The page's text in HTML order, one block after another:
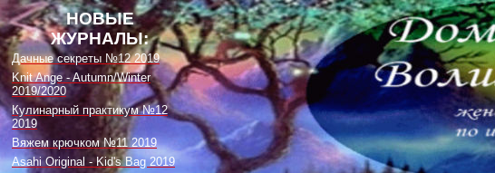
НОВЫЕ
ЖУРНАЛЫ:
Дачные секреты №12 2019
Knit Ange - Autumn/Winter
2019/2020
Кулинарный практикум №12
2019
Вяжем крючком №11 2019
Asahi Original - Kid's Bag 2019